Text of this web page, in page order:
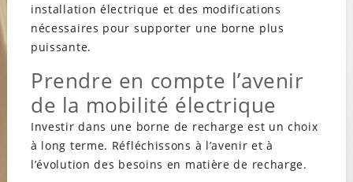
installation électrique et des modifications
nécessaires pour supporter une borne plus
puissante.
Prendre en compte l’avenir
de la mobilité électrique
Investir dans une borne de recharge est un choix
à long terme. Réfléchissons à l’avenir et à
l’évolution des besoins en matière de recharge.